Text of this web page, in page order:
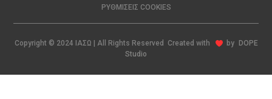
ΡΥΘΜΊΣΕΙΣ COOKIES
Copyright © 2024 ΙΑΣΩ | All Rights Reserved Created with by DOPE
Studio